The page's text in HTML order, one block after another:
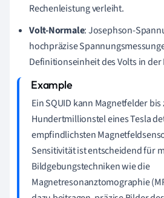
Rechenleistung verleiht.
Volt-Normale: Josephson-
hochpräzise
Definitionseinheit des Volts in
Ein SQUID kann Magnetfelder bis
Hundertmillionstel eines Tesla
empfindlichsten
Sensitivität ist entscheidend für
Bildgebungstechniken wie die
Magnetresonanztomographie